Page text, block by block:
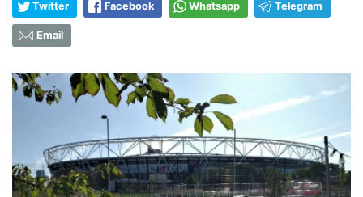
Twitter Facebook Whatsapp Telegram
Email